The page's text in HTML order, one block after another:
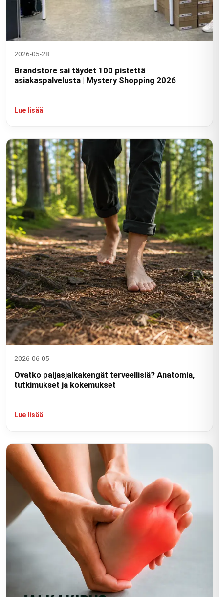
2026-05-28
Brandstore sai täydet 100 pistettä
asiakaspalvelusta | Mystery Shopping 2026
Lue lisää
2026-06-05
Ovatko paljasjalkakengät terveellisiä? Anatomia,
tutkimukset ja kokemukset
Lue lisää